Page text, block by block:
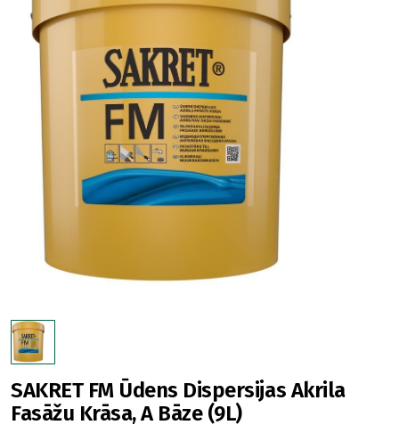
SAKRET FM Ūdens Dispersijas Akrila
Fasāžu Krāsa, A Bāze (9L)